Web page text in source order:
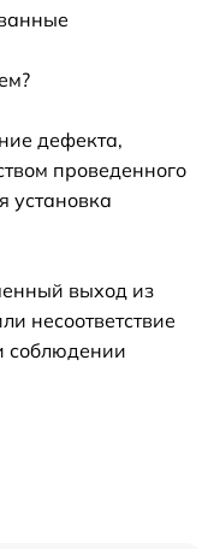
дефекта,
проведенного
установка
выход из
несоответствие
соблюдении